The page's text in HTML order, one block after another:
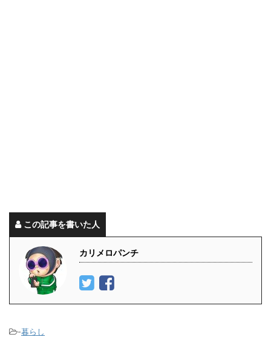
この記事を書いた人
カリメロパンチ
-暮らし